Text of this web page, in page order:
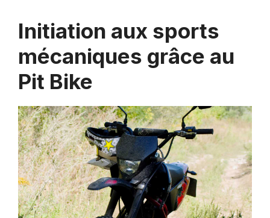
Initiation aux sports
mécaniques grâce au
Pit Bike